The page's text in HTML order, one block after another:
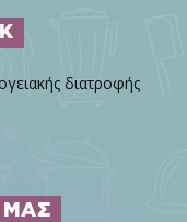
διατροφής
ΜΑΣ